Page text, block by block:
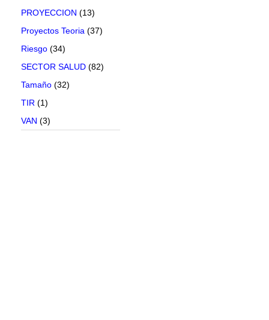
PROYECCION (13)
Proyectos Teoria (37)
Riesgo (34)
SECTOR SALUD (82)
Tamaño (32)
TIR (1)
VAN (3)